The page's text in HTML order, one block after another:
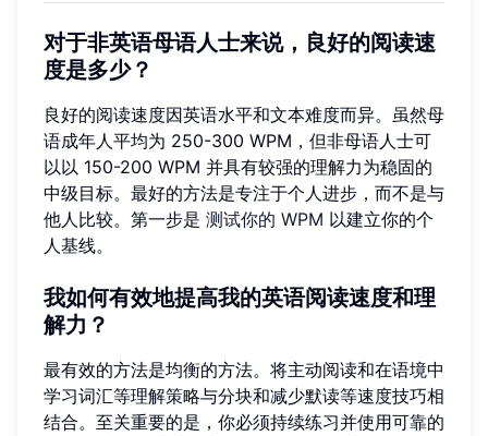
对于非英语母语人士来说，良好的阅读速
度是多少？
良好的阅读速度因英语水平和文本难度而异。虽然母
语成年人平均为 250-300 WPM，但非母语人士可
以以 150-200 WPM 并具有较强的理解力为稳固的
中级目标。最好的方法是专注于个人进步，而不是与
他人比较。第一步是 测试你的 WPM 以建立你的个
人基线。
我如何有效地提高我的英语阅读速度和理
解力？
最有效的方法是均衡的方法。将主动阅读和在语境中
学习词汇等理解策略与分块和减少默读等速度技巧相
结合。至关重要的是，你必须持续练习并使用可靠的